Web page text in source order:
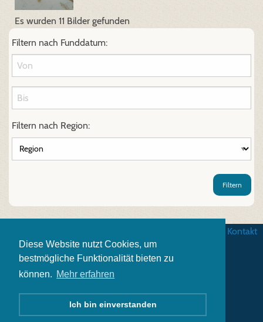
Diese Website nutzt Cookies, um
bestmögliche Funktionalität bieten zu
können. Mehr erfahren
Ich bin einverstanden
Es wurden 11 Bilder gefunden
Filtern nach Funddatum:
Filtern nach Region:
Filtern
Kontakt